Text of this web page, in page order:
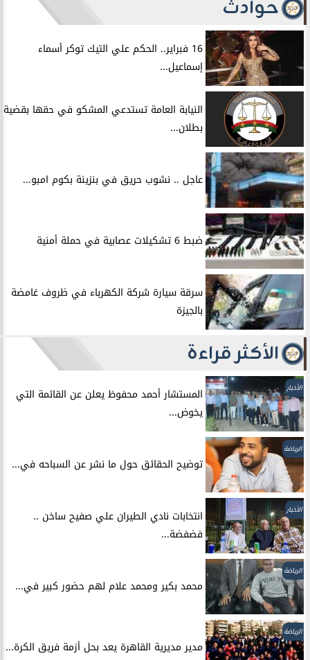
حوادث
16 فبراير.. الحكم علي التيك توكر أسماء
إسماعيل...
النيابة العامة تستدعي المشكو في حقها بقضية
بطلان...
عاجل .. نشوب حريق في بنزينة بكوم امبو...
ضبط 6 تشكيلات عصابية في حملة أمنية
سرقة سيارة شركة الكهرباء في ظروف غامضة
بالجيزة
الأكثر قراءة
الأخبار
المستشار أحمد محفوظ يعلن عن القائمة التي
يخوض...
الرياضة
توضيح الحقائق حول ما نشر عن السباحه في...
الأخبار
انتخابات نادي الطيران علي صفيح ساخن ..
فضفضة...
الرياضة
محمد بكير ومحمد علام لهم حضور كبير في...
الرياضة
مدير مديرية القاهرة يعد بحل أزمة فريق الكرة...